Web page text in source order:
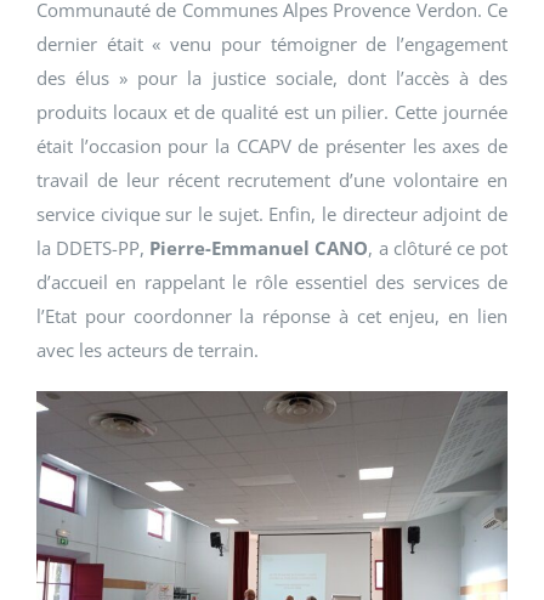
Communauté de Communes Alpes Provence Verdon. Ce
dernier était « venu pour témoigner de l’engagement
des élus » pour la justice sociale, dont l’accès à des
produits locaux et de qualité est un pilier. Cette journée
était l’occasion pour la CCAPV de présenter les axes de
travail de leur récent recrutement d’une volontaire en
service civique sur le sujet. Enfin, le directeur adjoint de
la DDETS-PP, Pierre-Emmanuel CANO, a clôturé ce pot
d’accueil en rappelant le rôle essentiel des services de
l’Etat pour coordonner la réponse à cet enjeu, en lien
avec les acteurs de terrain.